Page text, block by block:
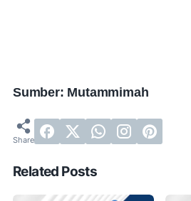
Sumber: Mutammimah
Related Posts